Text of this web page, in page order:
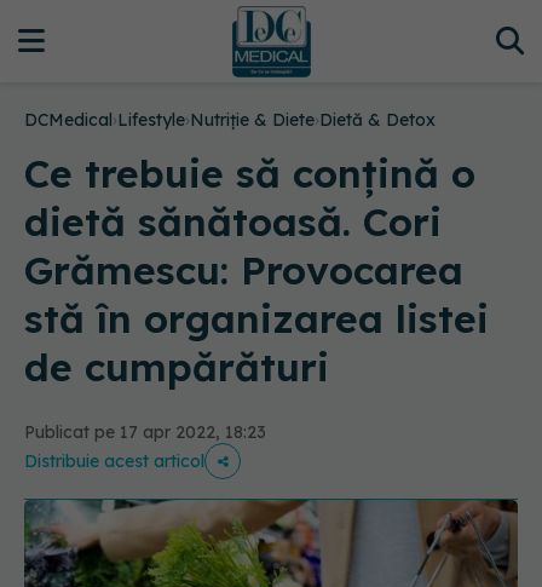
DCMedical›Lifestyle›Nutriție & Diete›Dietă & Detox
Ce trebuie să conțină o
dietă sănătoasă. Cori
Grămescu: Provocarea
stă în organizarea listei
de cumpărături
Publicat pe 17 apr 2022, 18:23
Distribuie acest articol